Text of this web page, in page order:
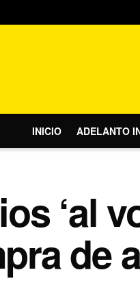
INICIO ADELANTO
‘al
de